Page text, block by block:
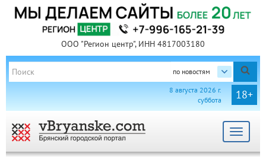
ООО "Регион центр", ИНН 4817003180
по новостям
18+
8 августа 2026 г.
суббота
Toggle